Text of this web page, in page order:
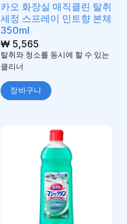
카오 화장실 매직클린 탈취
세정 스프레이 민트향 본체
350ml
₩5,565
탈취와 청소를 동시에 할 수 있는
클리너
장바구니